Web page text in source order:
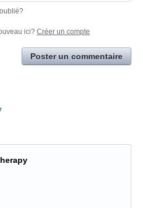
ici? Créer un compte
Poster un commentaire